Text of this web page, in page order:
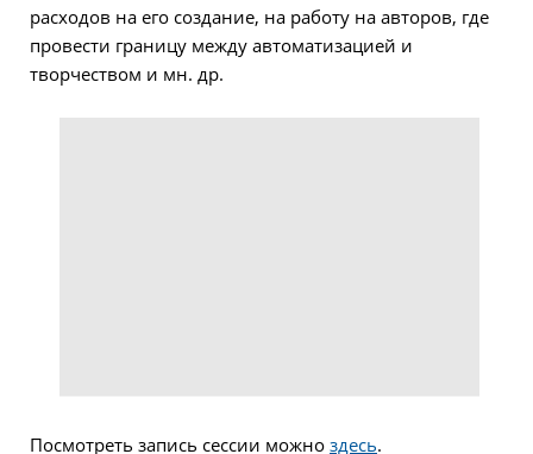
расходов на его создание, на работу на авторов, где
провести границу между автоматизацией и
творчеством и мн. др.
Посмотреть запись сессии можно здесь.